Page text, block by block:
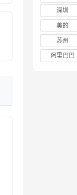
深圳
美的
苏州
阿里巴巴